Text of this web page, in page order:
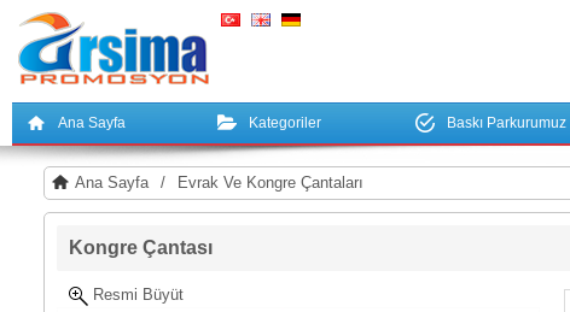
Ana Sayfa Kategoriler Baskı Parkurumuz
Ana Sayfa / Evrak Ve Kongre Çantaları
Kongre Çantası
Resmi Büyüt